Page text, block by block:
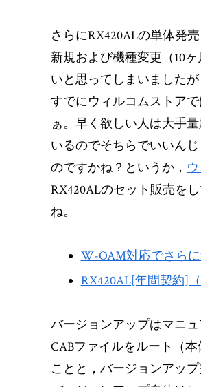
さらにRX420ALの単体発
新規および機種変更（10
いと思ってしまいました
すでにウィルコムストア
ぁ。早く欲しい人は大手
いるのでそちらでいいん
のですかね？というか，
RX420ALのセット販売を
ね。
W-OAM対応でさら
RX420AL[年間契約]（
バージョンアップはマニ
CABファイルをルート（
ことと，バージョンアッ